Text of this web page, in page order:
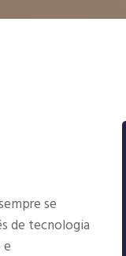
se
de tecnologia